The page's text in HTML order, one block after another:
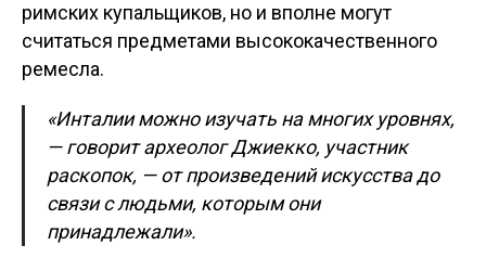
римских купальщиков, но и вполне могут
считаться предметами высококачественного
ремесла.
«Инталии можно изучать на многих уровнях,
— говорит археолог Джиекко, участник
раскопок, — от произведений искусства до
связи с людьми, которым они
принадлежали».